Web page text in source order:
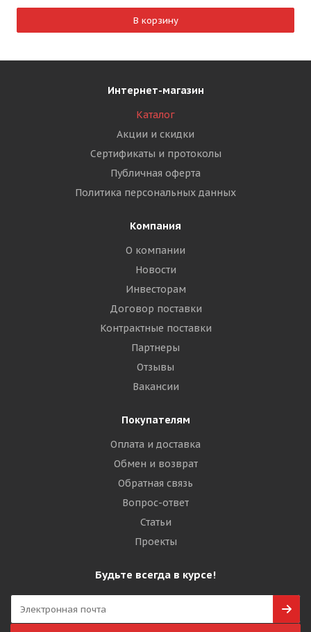
В корзину
Интернет-магазин
Каталог
Акции и скидки
Сертификаты и протоколы
Публичная оферта
Политика персональных данных
Компания
О компании
Новости
Инвесторам
Договор поставки
Контрактные поставки
Партнеры
Отзывы
Вакансии
Покупателям
Оплата и доставка
Обмен и возврат
Обратная связь
Вопрос-ответ
Статьи
Проекты
Будьте всегда в курсе!